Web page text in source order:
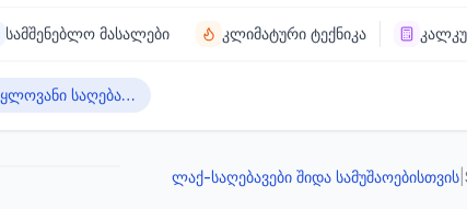
სამშენებლო მასალები კლიმატური ტექნიკა
კარის წყლოვანი საღებავი მარგალიტისფერი FAWORI
ლაქ-საღებავები შიდა სამუშაოებისთვის